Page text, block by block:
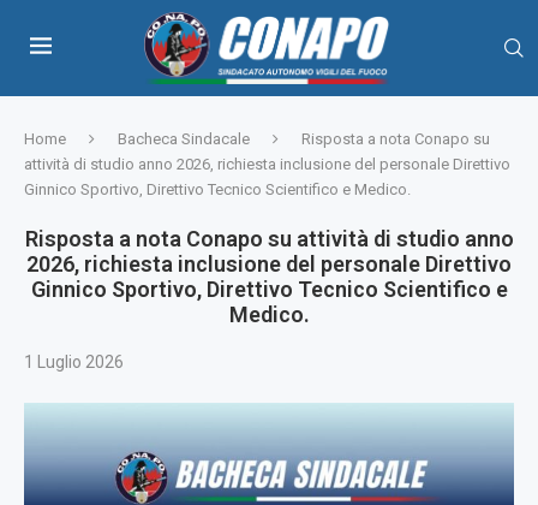
Home Bacheca Sindacale
Risposta a nota Conapo su
attività di studio anno 2026, richiesta inclusione del personale Direttivo
Ginnico Sportivo, Direttivo Tecnico Scientifico e Medico.
Risposta a nota Conapo su attività di studio anno
2026, richiesta inclusione del personale Direttivo
Ginnico Sportivo, Direttivo Tecnico Scientifico e
Medico.
1 Luglio 2026